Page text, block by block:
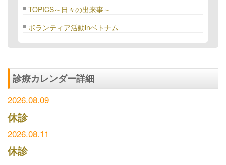
TOPICS～日々の出来事～
ボランティア活動inベトナム
診療カレンダー詳細
2026.08.09
休診
2026.08.11
休診